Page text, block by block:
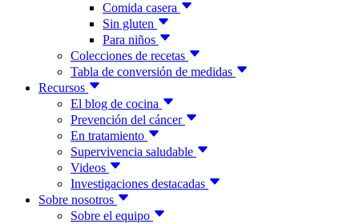
Comida casera
Sin gluten
Para niños
Colecciones de recetas
Tabla de conversión de medidas
Recursos
El blog de cocina
Prevención del cáncer
En tratamiento
Supervivencia saludable
Videos
Investigaciones destacadas
Sobre nosotros
Sobre el equipo